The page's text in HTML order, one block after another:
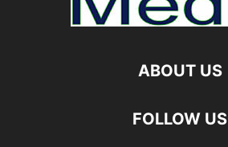
ABOUT US
FOLLOW US